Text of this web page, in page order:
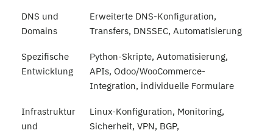
DNS und
Domains
Erweiterte DNS-Konfiguration,
Transfers, DNSSEC, Automatisierung
Spezifische
Entwicklung
Python-Skripte, Automatisierung,
APIs, Odoo/WooCommerce-
Integration, individuelle Formulare
Infrastruktur
und
Linux-Konfiguration, Monitoring,
Sicherheit, VPN, BGP,